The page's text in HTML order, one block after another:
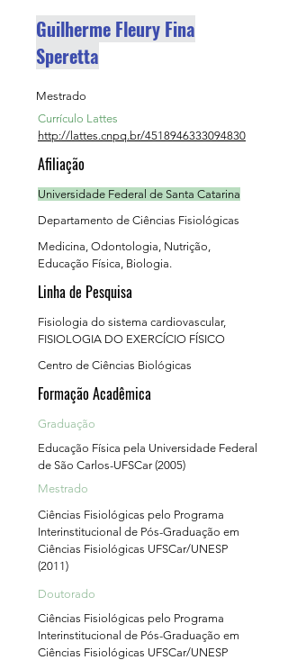
Guilherme Fleury Fina
Speretta
Mestrado
Currículo Lattes
http://lattes.cnpq.br/4518946333094830
Afiliação
Universidade Federal de Santa Catarina
Departamento de Ciências Fisiológicas
Medicina, Odontologia, Nutrição,
Educação Física, Biologia.
Linha de Pesquisa
Fisiologia do sistema cardiovascular,
FISIOLOGIA DO EXERCÍCIO FÍSICO
Centro de Ciências Biológicas
Formação Acadêmica
Graduação
Educação Física pela Universidade Federal
de São Carlos-UFSCar (2005)
Mestrado
Ciências Fisiológicas pelo Programa
Interinstitucional de Pós-Graduação em
Ciências Fisiológicas UFSCar/UNESP
(2011)
Doutorado
Ciências Fisiológicas pelo Programa
Interinstitucional de Pós-Graduação em
Ciências Fisiológicas UFSCar/UNESP